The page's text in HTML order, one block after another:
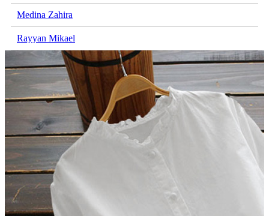
Medina Zahira
Rayyan Mikael